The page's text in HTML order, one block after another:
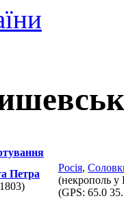
Петра
Росія,
(некрополь у
(GPS: 65.0